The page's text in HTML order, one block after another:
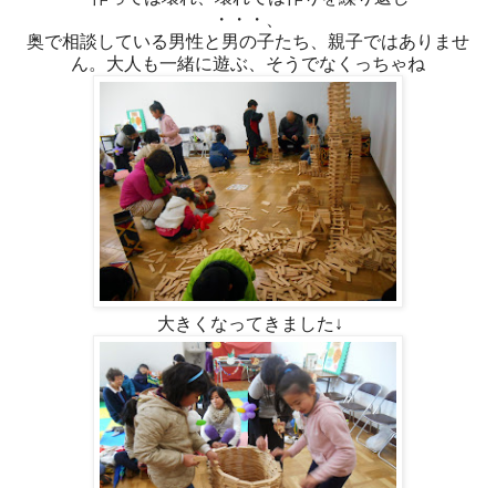
・・・、
奥で相談している男性と男の子たち、親子ではありませ
ん。大人も一緒に遊ぶ、そうでなくっちゃね
大きくなってきました↓